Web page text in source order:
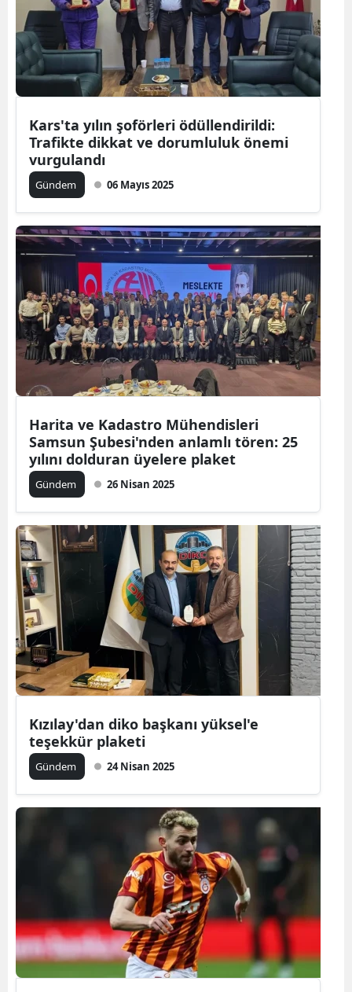
Kars'ta yılın şoförleri ödüllendirildi:
Trafikte dikkat ve dorumluluk önemi
vurgulandı
Gündem 06 Mayıs 2025
Harita ve Kadastro Mühendisleri
Samsun Şubesi'nden anlamlı tören: 25
yılını dolduran üyelere plaket
Gündem 26 Nisan 2025
Kızılay'dan diko başkanı yüksel'e
teşekkür plaketi
Gündem 24 Nisan 2025